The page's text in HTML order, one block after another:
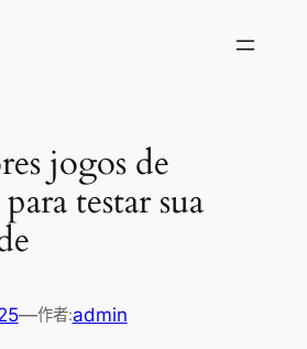
jogos de
testar sua
—作者:admin